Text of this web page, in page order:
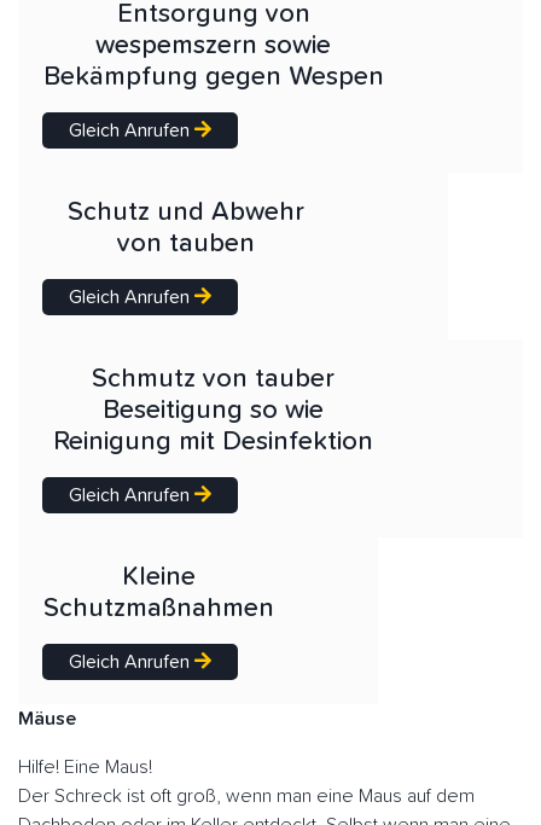
Entsorgung von
wespemszern sowie
Bekämpfung gegen Wespen
Gleich Anrufen
Schutz und Abwehr
von tauben
Gleich Anrufen
Schmutz von tauber
Beseitigung so wie
Reinigung mit Desinfektion
Gleich Anrufen
Kleine
Schutzmaßnahmen
Gleich Anrufen
Mäuse
Hilfe! Eine Maus!
Der Schreck ist oft groß, wenn man eine Maus auf dem